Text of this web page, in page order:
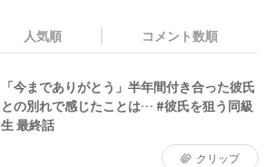
人気順 コメント数順
「今までありがとう」半年間付き合った彼氏
との別れで感じたことは… #彼氏を狙う同級
生 最終話
クリップ